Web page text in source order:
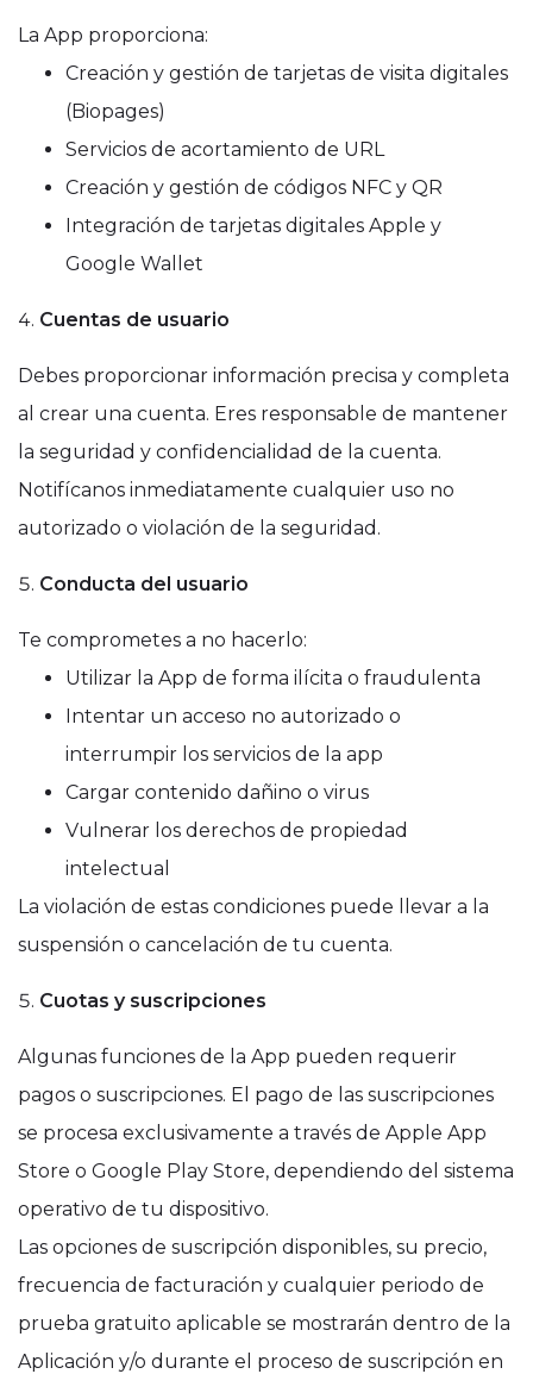
La App proporciona:
Creación y gestión de tarjetas de visita digitales
(Biopages)
Servicios de acortamiento de URL
Creación y gestión de códigos NFC y QR
Integración de tarjetas digitales Apple y
Google Wallet
Cuentas de usuario
Debes proporcionar información precisa y completa
al crear una cuenta. Eres responsable de mantener
la seguridad y confidencialidad de la cuenta.
Notifícanos inmediatamente cualquier uso no
autorizado o violación de la seguridad.
Conducta del usuario
Te comprometes a no hacerlo:
Utilizar la App de forma ilícita o fraudulenta
Intentar un acceso no autorizado o
interrumpir los servicios de la app
Cargar contenido dañino o virus
Vulnerar los derechos de propiedad
intelectual
La violación de estas condiciones puede llevar a la
suspensión o cancelación de tu cuenta.
Cuotas y suscripciones
Algunas funciones de la App pueden requerir
pagos o suscripciones. El pago de las suscripciones
se procesa exclusivamente a través de Apple App
Store o Google Play Store, dependiendo del sistema
operativo de tu dispositivo.
Las opciones de suscripción disponibles, su precio,
frecuencia de facturación y cualquier periodo de
prueba gratuito aplicable se mostrarán dentro de la
Aplicación y/o durante el proceso de suscripción en